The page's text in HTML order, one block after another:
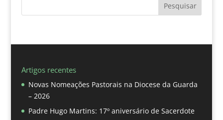
Pesquisar
Artigos recentes
Novas Nomeações Pastorais na Diocese da Guarda
– 2026
Padre Hugo Martins: 17º aniversário de Sacerdote